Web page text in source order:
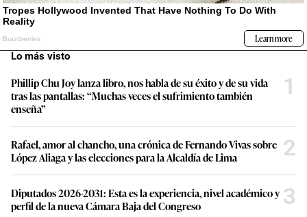
Lo más visto
Phillip Chu Joy lanza libro, nos habla de su éxito y de su vida
tras las pantallas: “Muchas veces el sufrimiento también
enseña”
1
Rafael, amor al chancho, una crónica de Fernando Vivas sobre
López Aliaga y las elecciones para la Alcaldía de Lima
2
Diputados 2026-2031: Esta es la experiencia, nivel académico y
perfil de la nueva Cámara Baja del Congreso
3